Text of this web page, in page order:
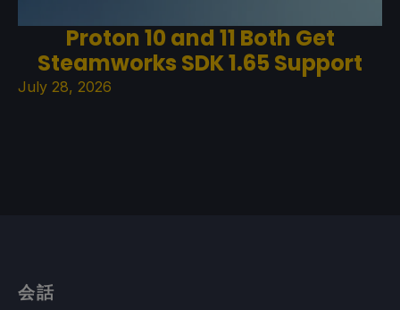
Proton 10 and 11 Both Get
Steamworks SDK 1.65 Support
July 28, 2026
会話